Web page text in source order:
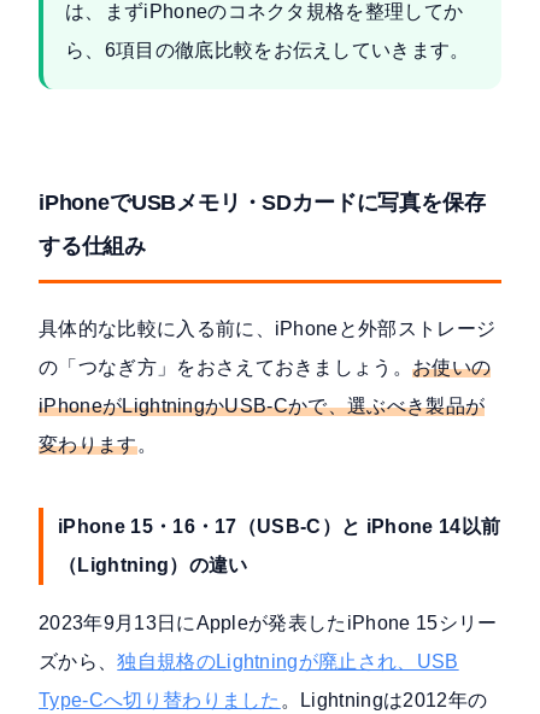
は、まずiPhoneのコネクタ規格を整理してか
ら、6項目の徹底比較をお伝えしていきます。
iPhoneでUSBメモリ・SDカードに写真を保存
する仕組み
具体的な比較に入る前に、iPhoneと外部ストレージ
の「つなぎ方」をおさえておきましょう。お使いの
iPhoneがLightningかUSB-Cかで、選ぶべき製品が
変わります。
iPhone 15・16・17（USB-C）と iPhone 14以前
（Lightning）の違い
2023年9月13日にAppleが発表したiPhone 15シリー
ズから、独自規格のLightningが廃止され、USB
Type-Cへ切り替わりました 。Lightningは2012年の